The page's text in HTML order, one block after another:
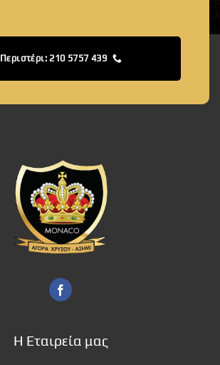
Περιστέρι: 210 5757 439
Η Εταιρεία μας